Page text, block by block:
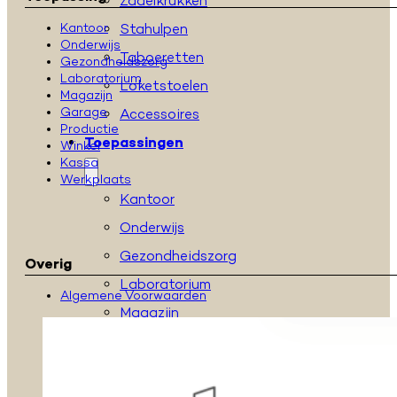
Stahulpen
Taboeretten
Loketstoelen
Accessoires
Toepassingen
Kantoor
Onderwijs
Gezondheidszorg
Laboratorium
Magazijn
Kantoor
Onderwijs
Gezondheidszorg
Laboratorium
Magazijn
Garage
Productie
Winkel
Kassa
Werkplaats
Overig
Algemene Voorwaarden